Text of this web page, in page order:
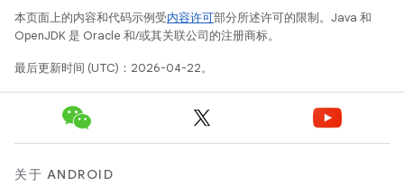
本页面上的内容和代码示例受内容许可部分所述许可的限制。Java 和
OpenJDK 是 Oracle 和/或其关联公司的注册商标。
最后更新时间 (UTC)：2026-04-22。
关于 ANDROID